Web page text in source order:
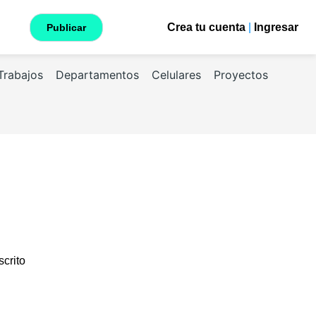
Publicar Crea tu cuenta| Ingresar
Departamentos Celulares Proyectos